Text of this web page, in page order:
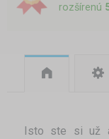
rozšírenú
Isto ste si už